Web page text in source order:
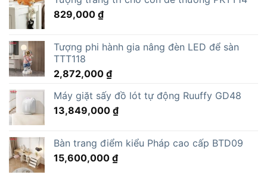
829,000 ₫
Tượng phi hành gia nâng đèn LED để sàn
TTT118
2,872,000 ₫
Máy giặt sấy đồ lót tự động Ruuffy GD48
13,849,000 ₫
Bàn trang điểm kiểu Pháp cao cấp BTD09
15,600,000 ₫